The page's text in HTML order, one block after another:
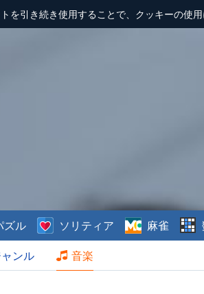
を引き続き使用することで、クッキーの使
ンル 音楽
ズル ソリティア 麻雀